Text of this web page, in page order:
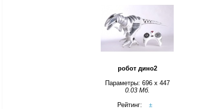
робот дино2
Параметры: 696 x 447
0.03 Мб.
Рейтинг:
±